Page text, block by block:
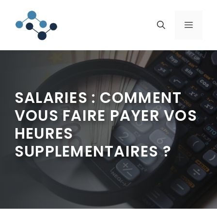
contenu
MENU
SALARIES : COMMENT
VOUS FAIRE PAYER VOS
HEURES
SUPPLEMENTAIRES ?